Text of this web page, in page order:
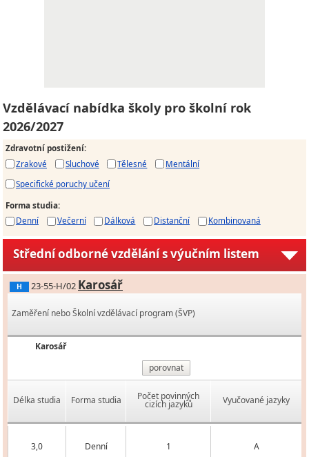
Vzdělávací nabídka školy pro školní rok
2026/2027
Zdravotní postižení:
Zrakové
Sluchové Tělesné
Mentální
Specifické poruchy učení
Forma studia:
Denní
Večerní Dálková Distanční Kombinovaná
Střední odborné vzdělání s výučním listem
H 23-55-H/02 Karosář
Zaměření nebo Školní vzdělávací program (ŠVP)
Karosář
porovnat
Délka studia Forma studia Počet povinných
cizích jazyků Vyučované jazyky
3,0 Denní 1 A